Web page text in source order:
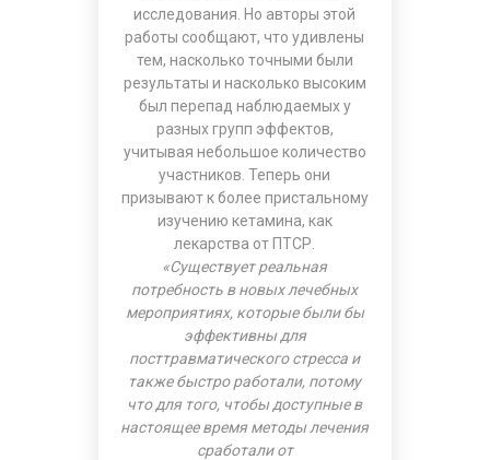
исследования. Но авторы этой
работы сообщают, что удивлены
тем, насколько точными были
результаты и насколько высоким
был перепад наблюдаемых у
разных групп эффектов,
учитывая небольшое количество
участников. Теперь они
призывают к более пристальному
изучению кетамина, как
лекарства от ПТСР.
«Существует реальная
потребность в новых лечебных
мероприятиях, которые были бы
эффективны для
посттравматического стресса и
также быстро работали, потому
что для того, чтобы доступные в
настоящее время методы лечения
сработали от